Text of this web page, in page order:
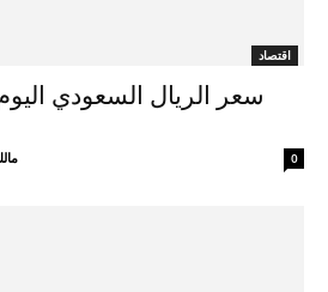
اقتصاد
سعر الريال السعودي
0